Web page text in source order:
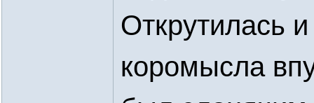
Открутилась
коромысла